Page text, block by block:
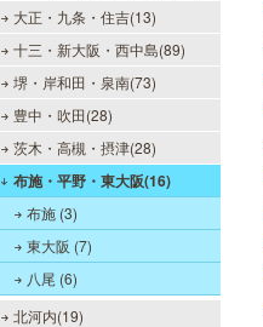
大正・九条・住吉(13)
十三・新大阪・西中島(89)
堺・岸和田・泉南(73)
豊中・吹田(28)
茨木・高槻・摂津(28)
布施・平野・東大阪(16)
布施 (3)
東大阪 (7)
八尾 (6)
北河内(19)